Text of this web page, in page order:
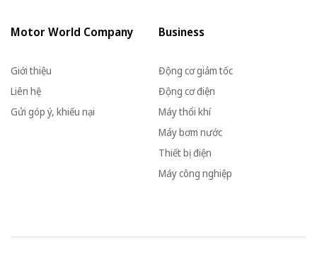
Motor World Company
Giới thiệu
Liên hệ
Gửi góp ý, khiếu nại
Business
Động cơ giảm tốc
Động cơ điện
Máy thổi khí
Máy bơm nước
Thiết bị điện
Máy công nghiệp